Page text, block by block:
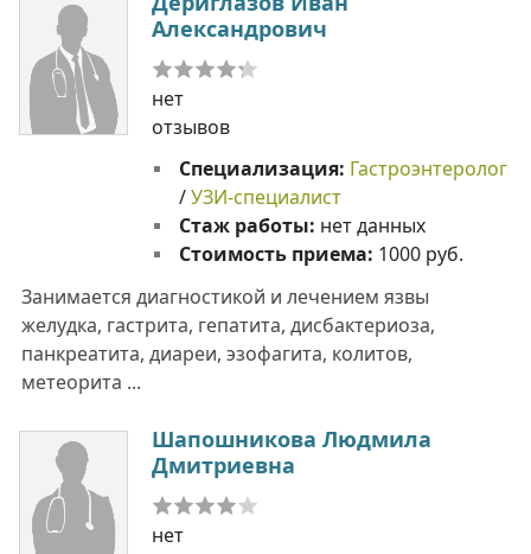
Александрович
нет
отзывов
Специализация: Гастроэнтеролог
/УЗИ-специалист
Стаж работы: нет данных
Стоимость приема: 1000 руб.
Занимается диагностикой и лечением язвы
желудка, гастрита, гепатита, дисбактериоза,
панкреатита, диареи, эзофагита, колитов,
метеорита ...
Шапошникова Людмила
Дмитриевна
нет